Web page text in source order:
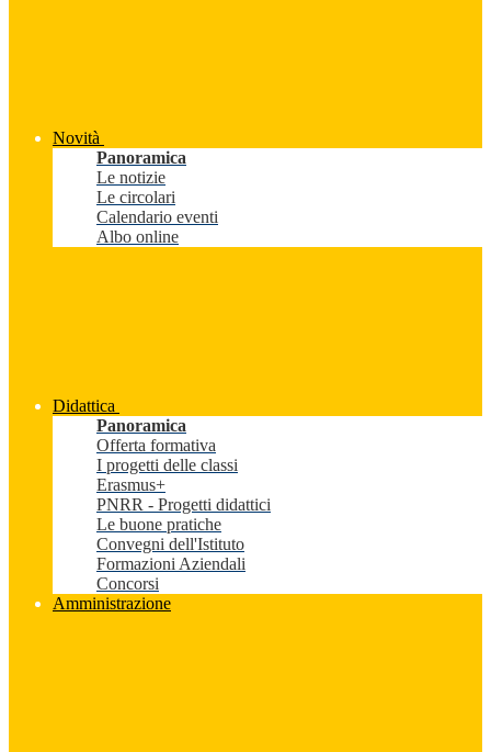
Novità
Panoramica
Le notizie
Le circolari
Calendario eventi
Albo online
Didattica
Panoramica
Offerta formativa
I progetti delle classi
Erasmus+
PNRR - Progetti didattici
Le buone pratiche
Convegni dell'Istituto
Formazioni Aziendali
Concorsi
Amministrazione